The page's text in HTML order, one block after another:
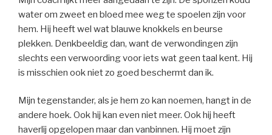
water om zweet en bloed mee weg te spoelen zijn voor
hem. Hij heeft wel wat blauwe knokkels en beurse
plekken. Denkbeeldig dan, want de verwondingen zijn
slechts een verwoording voor iets wat geen taal kent. Hij
is misschien ook niet zo goed beschermt dan ik.
Mijn tegenstander, als je hem zo kan noemen, hangt in de
andere hoek. Ook hij kan even niet meer. Ook hij heeft
haverlij opgelopen maar dan vanbinnen. Hij moet zijn